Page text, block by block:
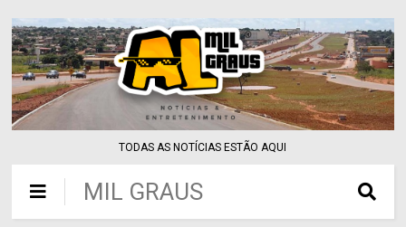
TODAS AS NOTÍCIAS ESTÃO AQUI
MIL GRAUS